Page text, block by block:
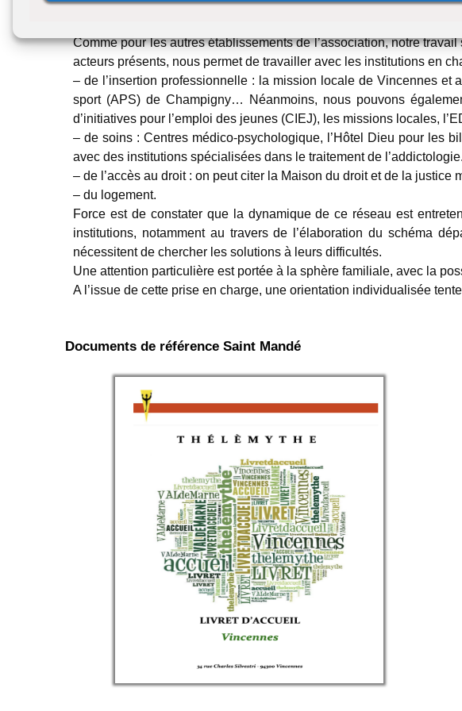
l’accueil au bureau et les échanges partenariaux.
Comme pour les autres établissements de l’association, notre
acteurs présents, nous permet de travailler avec les institutions en
– de l’insertion professionnelle : la mission locale de Vincennes et
sport (APS) de Champigny… Néanmoins, nous pouvons
d’initiatives pour l’emploi des jeunes (CIEJ), les missions locales,
– de soins : Centres médico-psychologique, l’Hôtel Dieu pour les
avec des institutions spécialisées dans le traitement de l’addictologie.
– de l’accès au droit : on peut citer la Maison du droit et de la
– du logement.
Force est de constater que la dynamique de ce réseau est
institutions, notamment au travers de l’élaboration du schéma
nécessitent de chercher les solutions à leurs difficultés.
Une attention particulière est portée à la sphère familiale, avec la
A l’issue de cette prise en charge, une orientation individualisée
Documents de référence Saint Mandé